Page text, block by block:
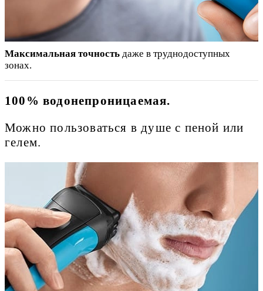
Максимальная точность даже в труднодоступных
зонах.
100% водонепроницаемая.
Можно пользоваться в душе с пеной или
гелем.